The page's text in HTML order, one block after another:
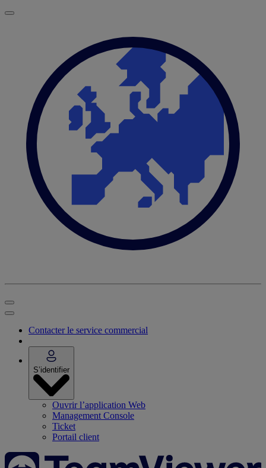
Contacter le service commercial
S’identifier
Ouvrir l’application Web
Management Console
Ticket
Portail client